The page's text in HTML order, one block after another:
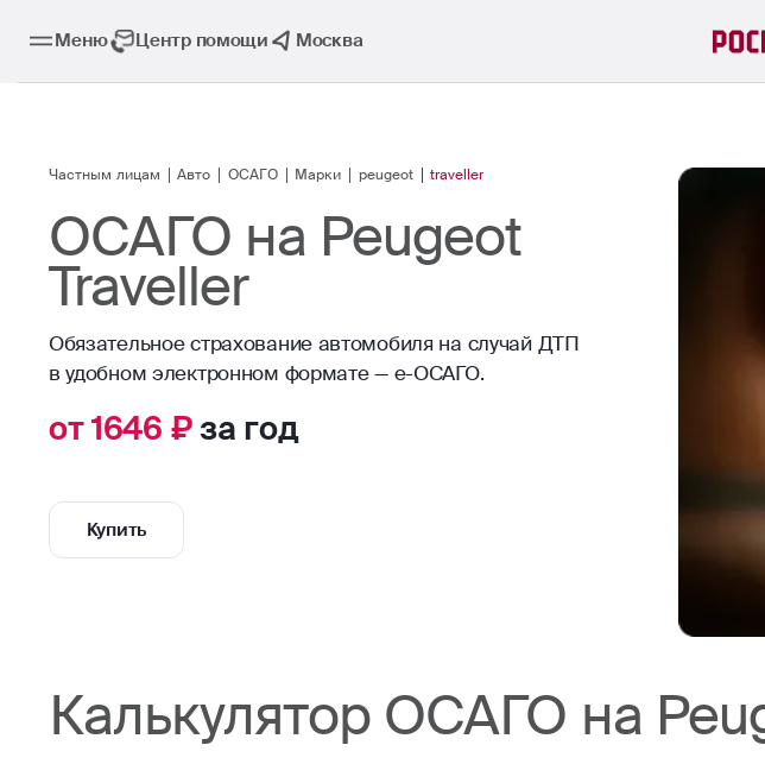
Меню Центр помощи Москва
Частным лицам Авто ОСАГО Марки peugeot traveller
ОСАГО на Peugeot
Traveller
Обязательное страхование автомобиля на случай ДТП
в удобном электронном формате — е-ОСАГО.
от 1646 ₽за год
Купить
Калькулятор ОСАГО на